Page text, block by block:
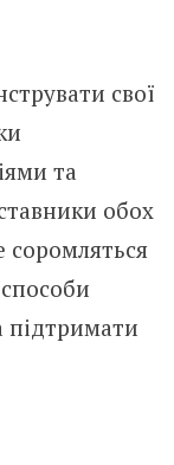
свої
та
обох
соромляться
підтримати